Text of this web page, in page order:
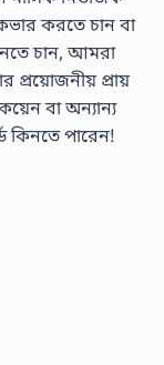
কভার করতে চান বা
চান, আমরা
প্রায়
বা অন্যান্য
কিনতে পারেন!